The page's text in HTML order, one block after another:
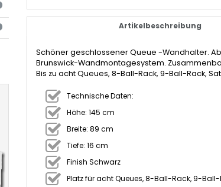
Artikelbeschreibung
Schöner geschlossener Queue -Wandhalter.
Brunswick-Wandmontagesystem.
Bis zu acht Queues, 8-Ball-Rack, 9-Ball-Rack,
Technische Daten:
Höhe: 145 cm
Breite: 89 cm
Tiefe: 16 cm
Finish Schwarz
Platz für acht Queues, 8-Ball-Rack, 9-